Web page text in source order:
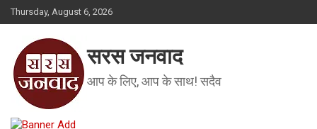
Skip
to
Thursday, August 6, 2026
सरस जनवाद
आप के लिए, आप के साथ! सदैव